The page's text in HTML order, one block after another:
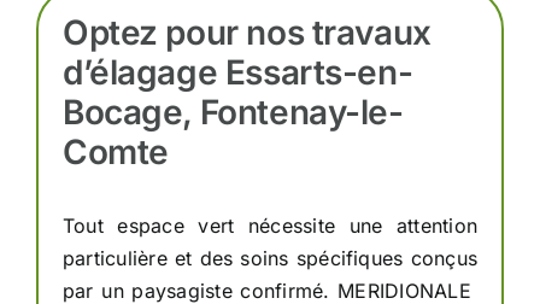
Optez pour nos travaux
d’élagage Essarts-en-
Bocage, Fontenay-le-
Comte
Tout espace vert nécessite une attention
particulière et des soins spécifiques conçus
par un paysagiste confirmé. MERIDIONALE